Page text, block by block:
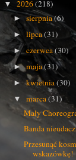
▼ 2026(218)
►sierpnia(6)
►lipca(31)
►czerwca(30)
►maja(31)
►kwietnia(30)
▼marca(31)
Mały
Banda
Przesunąć
wskazówkę!